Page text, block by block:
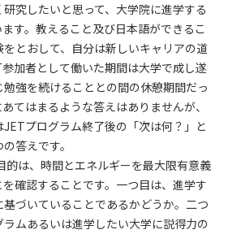
究したいと思って、大学院に進学する
す。教えること及び日本語ができるこ
とおして、自分は新しいキャリアの道
加者として働いた期間は大学で成し遂
強を続けることとの間の休憩期間だっ
てはまるような答えはありませんが、
プログラム終了後の「次は何？」と
答えです。
的は、時間とエネルギーを最大限有意義
確認することです。一つ目は、進学す
づいていることであるかどうか。二つ
ムあるいは進学したい大学に説得力の